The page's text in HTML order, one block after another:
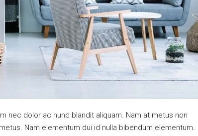
nec dolor ac nunc blandit aliquam. Nam at metus non
Nam elementum dui id nulla bibendum elementum.